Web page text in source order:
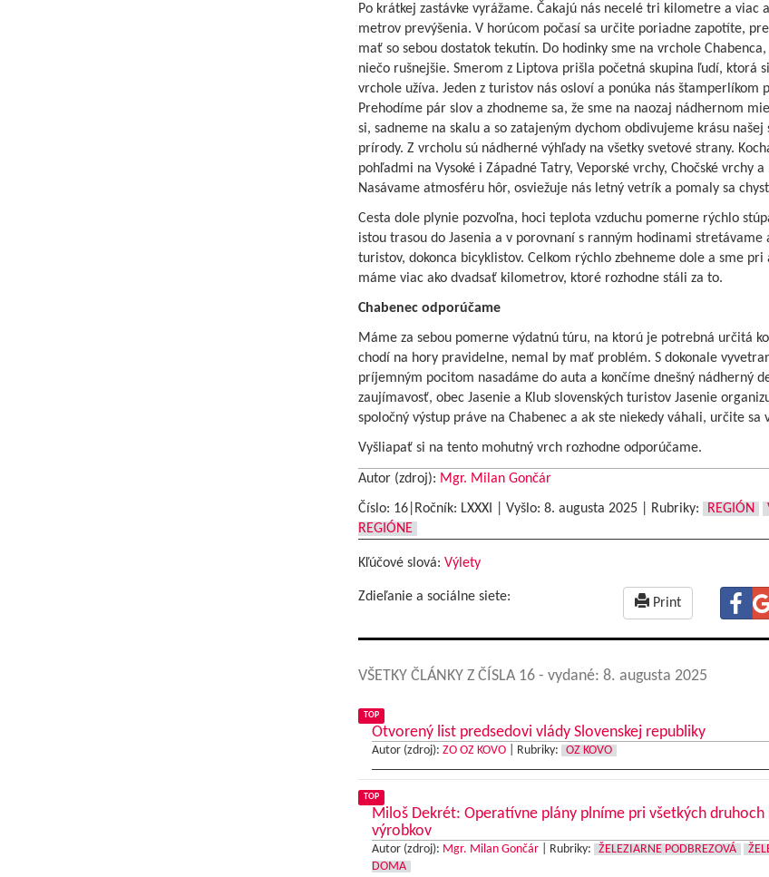
Po krátkej zastávke vyrážame. Čakajú nás necelé tri kilometre a viac
metrov prevýšenia. V horúcom počasí sa určite poriadne zapotíte,
mať so sebou dostatok tekutín. Do hodinky sme na vrchole Chabenca,
niečo rušnejšie. Smerom z Liptova prišla početná skupina ľudí, ktorá
vrchole užíva. Jeden z turistov nás osloví a ponúka nás štamperlíkom
Prehodíme pár slov a zhodneme sa, že sme na naozaj nádhernom
si, sadneme na skalu a so zatajeným dychom obdivujeme krásu našej
prírody. Z vrcholu sú nádherné výhľady na všetky svetové strany.
pohľadmi na Vysoké i Západné Tatry, Veporské vrchy, Chočské vrchy
Nasávame atmosféru hôr, osviežuje nás letný vetrík a pomaly sa
Cesta dole plynie pozvoľna, hoci teplota vzduchu pomerne rýchlo
istou trasou do Jasenia a v porovnaní s ranným hodinami stretávame
turistov, dokonca bicyklistov. Celkom rýchlo zbehneme dole a sme pri
máme viac ako dvadsať kilometrov, ktoré rozhodne stáli za to.
Chabenec odporúčame
Máme za sebou pomerne výdatnú túru, na ktorú je potrebná určitá
chodí na hory pravidelne, nemal by mať problém. S dokonale
príjemným pocitom nasadáme do auta a končíme dnešný nádherný
zaujímavosť, obec Jasenie a Klub slovenských turistov Jasenie
spoločný výstup práve na Chabenec a ak ste niekedy váhali, určite sa
Vyšliapať si na tento mohutný vrch rozhodne odporúčame.
Autor (zdroj): Mgr. Milan Gončár
Číslo: 16|Ročník: LXXXI | Vyšlo: 8. augusta 2025| Rubriky: REGIÓN
REGIÓNE
Kľúčové slová: Výlety
Zdieľanie a sociálne siete: Print
VŠETKY ČLÁNKY Z ČÍSLA 16 - vydané: 8. augusta 2025
TOP
Otvorený list predsedovi vlády Slovenskej republiky
Autor (zdroj): ZO OZ KOVO| Rubriky: OZ KOVO
TOP
Miloš Dekrét: Operatívne plány plníme pri všetkých druhoch
výrobkov
Autor (zdroj): Mgr. Milan Gončár| Rubriky: ŽELEZIARNE PODBREZOVÁ
DOMA